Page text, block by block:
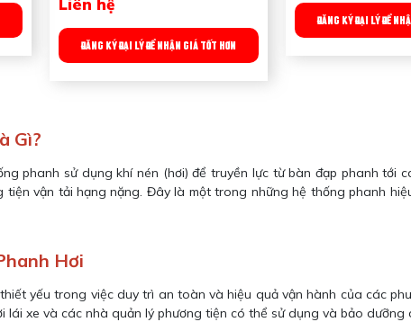
Công dụng sản phẩm: Để tài xế
Trọng lượng: 400 gram
Liên hệ
ĐĂNG KÝ ĐẠI LÝ ĐỂ NHẬN GIÁ TỐT HƠN
ĐĂNG KÝ ĐẠI LÝ ĐỂ
Gì?
phanh sử dụng khí nén (hơi) để truyền lực từ bàn đạp phanh tới
tiện vận tải hạng nặng. Đây là một trong những hệ thống phanh
Hơi
yếu trong việc duy trì an toàn và hiệu quả vận hành của các
lái xe và các nhà quản lý phương tiện có thể sử dụng và bảo dưỡng